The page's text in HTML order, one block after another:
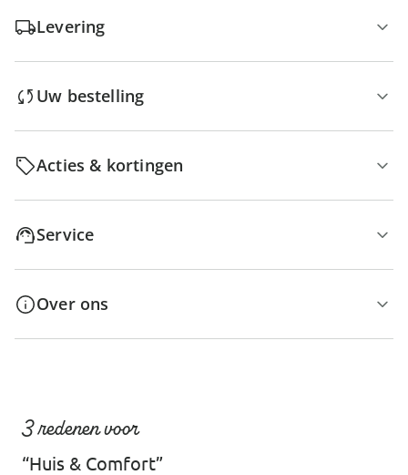
Levering
Uw bestelling
Acties & kortingen
Service
Over ons
3 redenen voor
“Huis & Comfort”